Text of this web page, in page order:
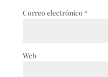
Correo electrónico *
Web